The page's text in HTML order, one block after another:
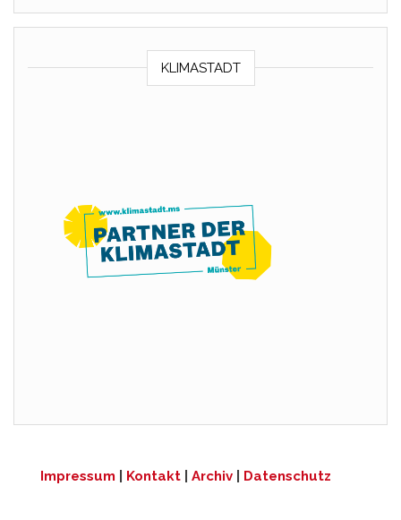
KLIMASTADT
Impressum Kontakt Archiv Datenschutz